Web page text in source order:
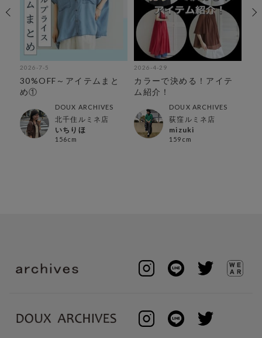
2026-7-5
30%OFF～アイテムまと
め①
DOUX ARCHIVES
北千住ルミネ店
いちりほ
156cm
2026-4-29
カラーで決める！アイテ
ム紹介！
DOUX ARCHIVES
荻窪ルミネ店
mizuki
159cm